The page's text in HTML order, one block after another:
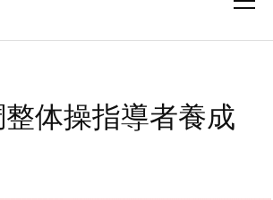
体操指導者養成